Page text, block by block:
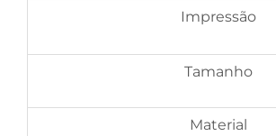
Impressão
Tamanho
Material